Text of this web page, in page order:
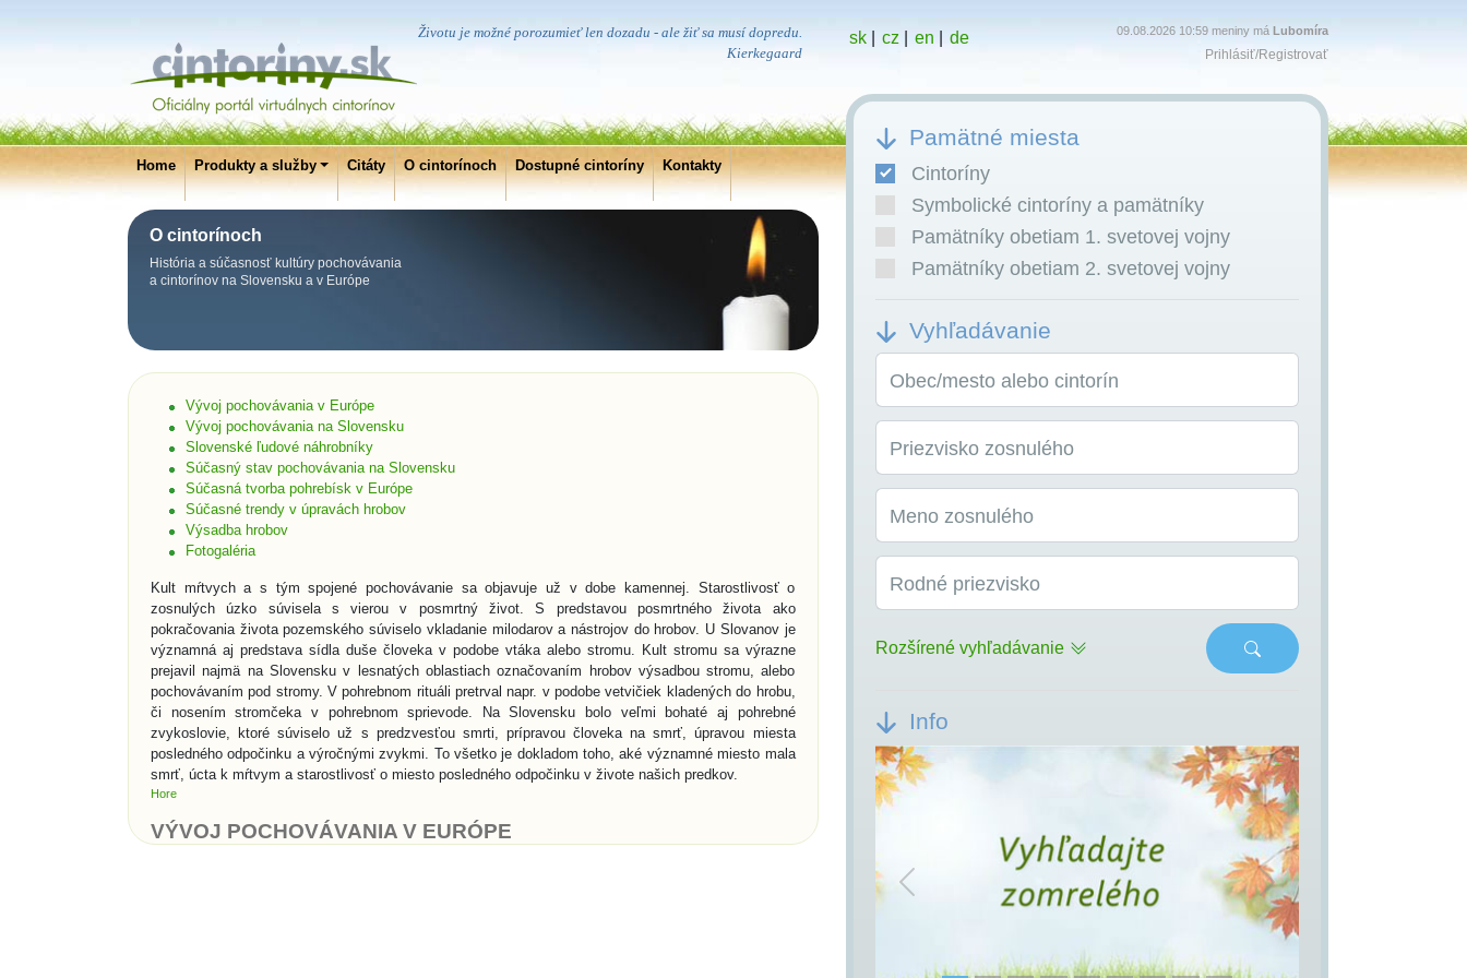
Životu je možné porozumieť len dozadu - ale žiť sa musí dopredu.
Kierkegaard
Home Produkty a služby Citáty O cintorínoch Dostupné cintoríny Kontakty
O cintorínoch
História a súčasnosť kultúry pochovávania
a cintorínov na Slovensku a v Európe
sk| cz en de 09.08.2026 10:59 meniny má Lubomíra
Prihlásiť/Registrovať
Pamätné miesta
Cintoríny
Symbolické cintoríny a pamätníky
Pamätníky obetiam 1. svetovej vojny
Pamätníky obetiam 2. svetovej vojny
Vyhľadávanie
Obec/mesto alebo cintorín
Priezvisko zosnulého
Meno zosnulého
Rodné priezvisko
Rozšírené vyhľadávanie
Info
Previous Next
Vývoj pochovávania v Európe
Vývoj pochovávania na Slovensku
Slovenské ľudové náhrobníky
Súčasný stav pochovávania na Slovensku
Súčasná tvorba pohrebísk v Európe
Súčasné trendy v úpravách hrobov
Výsadba hrobov
Fotogaléria
Kult mŕtvych a s tým spojené pochovávanie sa objavuje už v dobe kamennej. Starostlivosť o
zosnulých úzko súvisela s vierou v posmrtný život. S predstavou posmrtného života ako
pokračovania života pozemského súviselo vkladanie milodarov a nástrojov do hrobov. U Slovanov je
významná aj predstava sídla duše človeka v podobe vtáka alebo stromu. Kult stromu sa výrazne
prejavil najmä na Slovensku v lesnatých oblastiach označovaním hrobov výsadbou stromu, alebo
pochovávaním pod stromy. V pohrebnom rituáli pretrval napr. v podobe vetvičiek kladených do hrobu,
či nosením stromčeka v pohrebnom sprievode. Na Slovensku bolo veľmi bohaté aj pohrebné
zvykoslovie, ktoré súviselo už s predzvesťou smrti, prípravou človeka na smrť, úpravou miesta
posledného odpočinku a výročnými zvykmi. To všetko je dokladom toho, aké významné miesto mala
smrť, úcta k mŕtvym a starostlivosť o miesto posledného odpočinku v živote našich predkov.
Hore
VÝVOJ POCHOVÁVANIA V EURÓPE